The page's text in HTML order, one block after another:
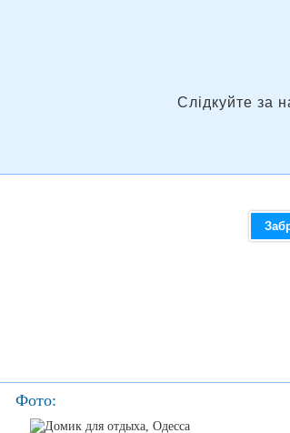
Слідкуйте за
Фото: